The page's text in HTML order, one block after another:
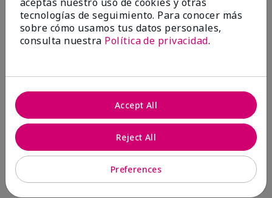
4.0
70% de los encuestados recomendaría a un amigo.
5 estrellas
12
tecnologías de seguimiento. Para conocer más
sobre cómo usamos tus datos personales,
consulta nuestra Política de privacidad.
Preferences
Reject All
Accept All